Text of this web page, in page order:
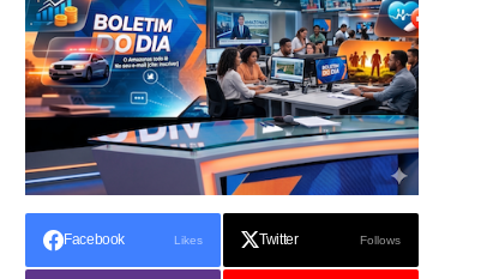
Facebook Likes Twitter Follows